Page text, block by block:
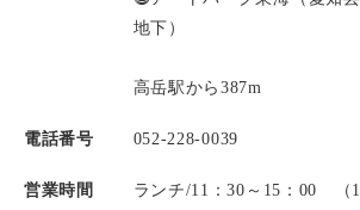
地下）
高岳駅から387m
電話番号 052-228-0039
営業時間
ランチ/11：30～15：00 （